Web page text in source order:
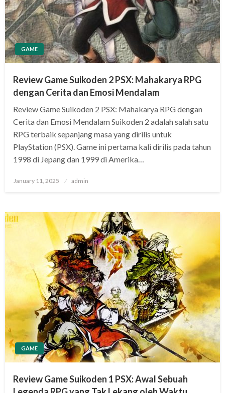
GAME
Review Game Suikoden 2 PSX: Mahakarya RPG
dengan Cerita dan Emosi Mendalam
Review Game Suikoden 2 PSX: Mahakarya RPG dengan
Cerita dan Emosi Mendalam Suikoden 2 adalah salah satu
RPG terbaik sepanjang masa yang dirilis untuk
PlayStation (PSX). Game ini pertama kali dirilis pada tahun
1998 di Jepang dan 1999 di Amerika…
Posted
January 11, 2025 admin
GAME
Review Game Suikoden 1 PSX: Awal Sebuah